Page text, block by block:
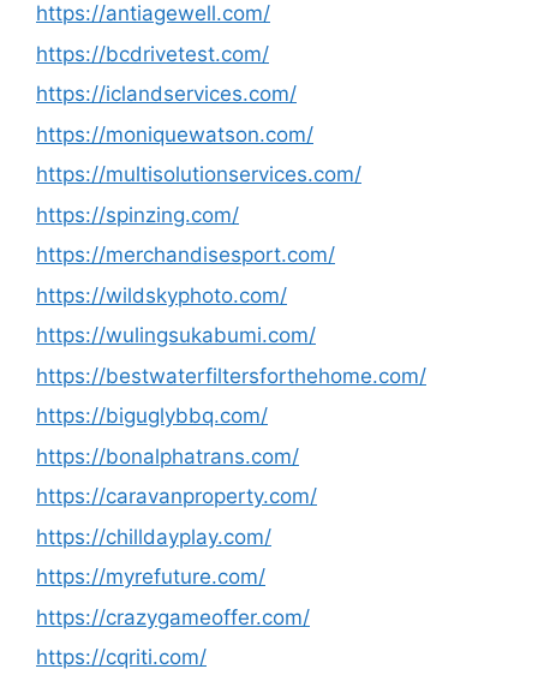
https://antiagewell.com/
https://bcdrivetest.com/
https://iclandservices.com/
https://moniquewatson.com/
https://multisolutionservices.com/
https://spinzing.com/
https://merchandisesport.com/
https://wildskyphoto.com/
https://wulingsukabumi.com/
https://bestwaterfiltersforthehome.com/
https://biguglybbq.com/
https://bonalphatrans.com/
https://caravanproperty.com/
https://chilldayplay.com/
https://myrefuture.com/
https://crazygameoffer.com/
https://cqriti.com/